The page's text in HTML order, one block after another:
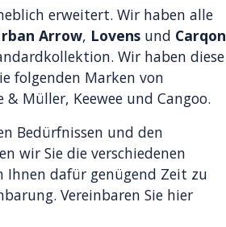
erweitert. Wir haben alle
Arrow, Lovens und Carqon
Wir haben diese
folgenden Marken von
Müller, Keewee und Cangoo.
Bedürfnissen und den
wir Sie die verschiedenen
Ihnen dafür genügend Zeit zu
Vereinbaren Sie hier